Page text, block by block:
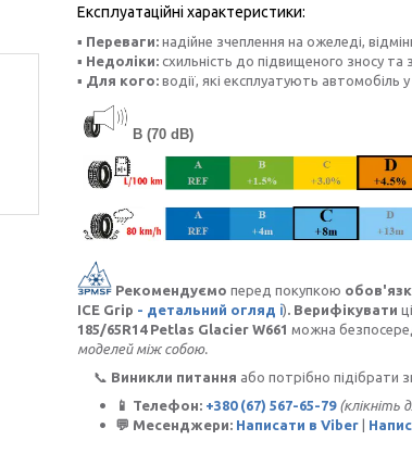
Експлуатаційні характеристики:
▪ Переваги: надійне зчеплення на ожеледі,
▪ Недоліки: схильність до підвищеного зносу та
▪ Для кого: водії, які експлуатують
B (70 dB)
Рекомендуємо перед покупкою
ICE Grip - детальний огляд ℹ️). Верифікувати
185/65R14 Petlas Glacier W661 можна
моделей між собою.
📞 Виникли питання або потрібно підібрати
📱 Телефон: +380 (67) 567-65-79 (клікніть
💬 Месенджери: Написати в Viber